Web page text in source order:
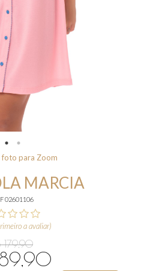
foto para Zoom
MARCIA
02601106
a avaliar)
179,90